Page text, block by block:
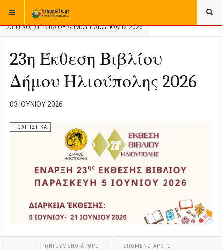
ΒΡΊΣΚΕΣΤΕ ΕΔΏ: ΑΡΧΙΚΉ
23Η ΈΚΘΕΣΗ ΒΙΒΛΊΟΥ ΔΉΜΟΥ ΗΛΙΟΎΠΟΛΗΣ 2026
23η Έκθεση Βιβλίου
Δήμου Ηλιούπολης 2026
03 ΙΟΥΝΊΟΥ 2026
ΠΟΛΙΤΙΣΤΙΚΑ
ΠΡΟΗΓΟΎΜΕΝΟ ΑΡΘΡΟ ΕΠΟΜΕΝΟ ΑΡΘΡΟ